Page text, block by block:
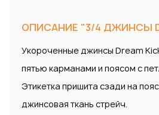
ОПИСАНИЕ "3/4 ДЖИНСЫ
Укороченные джинсы Dream
пятью карманами и поясом с
Этикетка пришита сзади на
джинсовая ткань стрейч.